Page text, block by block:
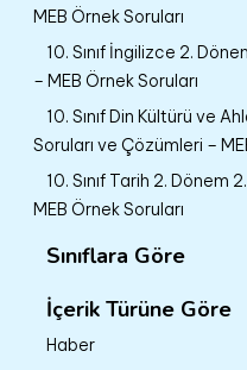
MEB Örnek Soruları
10. Sınıf İngilizce 2.
– MEB Örnek Soruları
10. Sınıf Din Kültürü ve
Soruları ve Çözümleri –
10. Sınıf Tarih 2. Dönem
MEB Örnek Soruları
Sınıflara Göre
İçerik Türüne Göre
Haber